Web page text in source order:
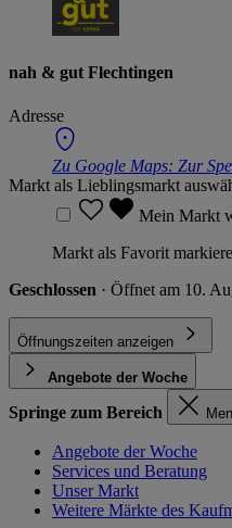
nah & gut Flechtingen
Adresse
Zu Google Maps: Zur
Markt als Lieblingsmarkt
Mein Markt
Markt als Favorit
Geschlossen · Öffnet am 10.
Öffnungszeiten anzeigen
Angebote der Woche
Springe zum Bereich
Angebote der Woche
Services und Beratung
Unser Markt
Weitere Märkte des